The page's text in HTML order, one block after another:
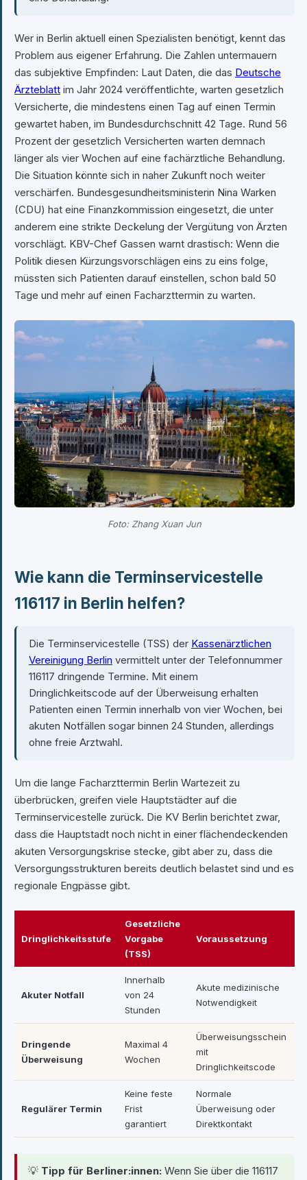
Wer in Berlin aktuell einen Spezialisten benötigt, kennt das
Problem aus eigener Erfahrung. Die Zahlen untermauern
das subjektive Empfinden: Laut Daten, die das Deutsche
Ärzteblatt im Jahr 2024 veröffentlichte, warten gesetzlich
Versicherte, die mindestens einen Tag auf einen Termin
gewartet haben, im Bundesdurchschnitt 42 Tage. Rund 56
Prozent der gesetzlich Versicherten warten demnach
länger als vier Wochen auf eine fachärztliche Behandlung.
Die Situation könnte sich in naher Zukunft noch weiter
verschärfen. Bundesgesundheitsministerin Nina Warken
(CDU) hat eine Finanzkommission eingesetzt, die unter
anderem eine strikte Deckelung der Vergütung von Ärzten
vorschlägt. KBV-Chef Gassen warnt drastisch: Wenn die
Politik diesen Kürzungsvorschlägen eins zu eins folge,
müssten sich Patienten darauf einstellen, schon bald 50
Tage und mehr auf einen Facharzttermin zu warten.
Foto: Zhang Xuan Jun
Wie kann die Terminservicestelle
116117 in Berlin helfen?
Die Terminservicestelle (TSS) der Kassenärztlichen
Vereinigung Berlin vermittelt unter der Telefonnummer
116117 dringende Termine. Mit einem
Dringlichkeitscode auf der Überweisung erhalten
Patienten einen Termin innerhalb von vier Wochen, bei
akuten Notfällen sogar binnen 24 Stunden, allerdings
ohne freie Arztwahl.
Um die lange Facharzttermin Berlin Wartezeit zu
überbrücken, greifen viele Hauptstädter auf die
Terminservicestelle zurück. Die KV Berlin berichtet zwar,
dass die Hauptstadt noch nicht in einer flächendeckenden
akuten Versorgungskrise stecke, gibt aber zu, dass die
Versorgungsstrukturen bereits deutlich belastet sind und es
regionale Engpässe gibt.
Dringlichkeitsstufe
Gesetzliche
Vorgabe
(TSS)
Voraussetzung
Akuter Notfall
Innerhalb
von 24
Stunden
Akute medizinische
Notwendigkeit
Dringende
Überweisung
Maximal 4
Wochen
Überweisungsschein
mit
Dringlichkeitscode
Regulärer Termin
Keine feste
Frist
garantiert
Normale
Überweisung oder
Direktkontakt
💡 Tipp für Berliner:innen: Wenn Sie über die 116117